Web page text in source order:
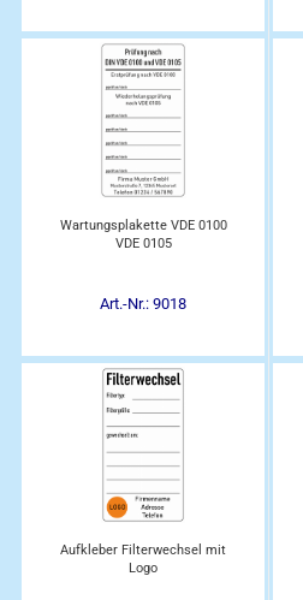
Wartungsplakette VDE 0100
VDE 0105
Art.-Nr.: 9018
Aufkleber Filterwechsel mit
Logo